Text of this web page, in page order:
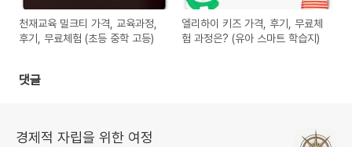
천재교육 밀크티 가격, 교육과정,
후기, 무료체험 (초등 중학 고등)
엘리하이 키즈 가격, 후기, 무료체
험 과정은? (유아 스마트 학습지)
댓글
경제적 자립을 위한 여정